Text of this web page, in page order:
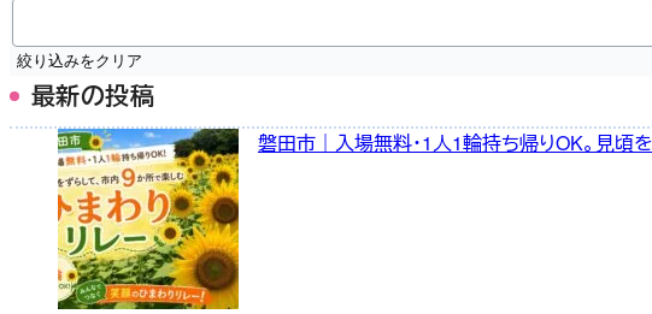
絞り込みをクリア
最新の投稿
磐田市｜入場無料・1人1輪持ち帰りOK。見頃